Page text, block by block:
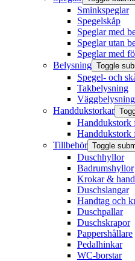
Sminkspeglar
Spegelskåp
Speglar med
Speglar utan
Speglar med
Belysning Toggle
Spegel- och
Takbelysning
Väggbelysning
Handdukstorkar
Handdukstork
Handdukstork
Tillbehör Toggle
Duschhyllor
Badrumshyllor
Krokar &
Duschslangar
Handtag och
Duschpallar
Duschskrapor
Pappershållare
Pedalhinkar
WC-borstar